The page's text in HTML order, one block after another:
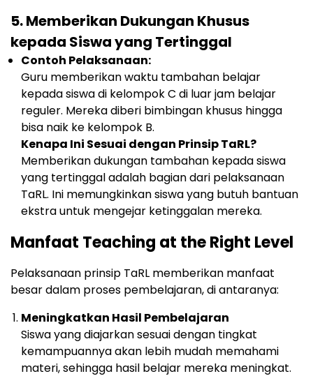
5.Memberikan Dukungan Khusus
kepada Siswa yang Tertinggal
Contoh Pelaksanaan:
Guru memberikan waktu tambahan belajar
kepada siswa di kelompok C di luar jam belajar
reguler. Mereka diberi bimbingan khusus hingga
bisa naik ke kelompok B.
Kenapa Ini Sesuai dengan Prinsip TaRL?
Memberikan dukungan tambahan kepada siswa
yang tertinggal adalah bagian dari pelaksanaan
TaRL. Ini memungkinkan siswa yang butuh bantuan
ekstra untuk mengejar ketinggalan mereka.
Manfaat Teaching at the Right Level
Pelaksanaan prinsip TaRL memberikan manfaat
besar dalam proses pembelajaran, di antaranya:
Meningkatkan Hasil Pembelajaran
Siswa yang diajarkan sesuai dengan tingkat
kemampuannya akan lebih mudah memahami
materi, sehingga hasil belajar mereka meningkat.